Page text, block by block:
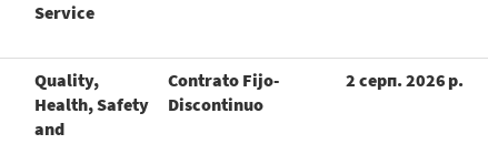
Service
Quality,
Health, Safety
and
Contrato Fijo-
Discontinuo
2 серп. 2026 р.